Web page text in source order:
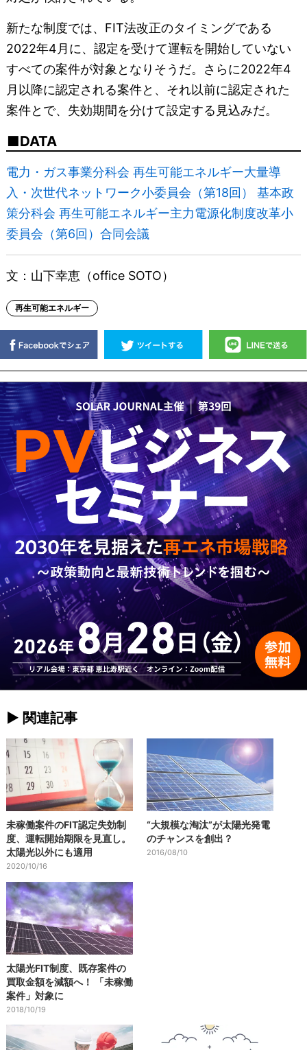
新たな制度では、FIT法改正のタイミングである
2022年4月に、認定を受けて運転を開始していない
すべての案件が対象となりそうだ。さらに2022年4
月以降に認定される案件と、それ以前に認定された
案件とで、失効期間を分けて設定する見込みだ。
DATA
電力・ガス事業分科会 再生可能エネルギー大量導
入・次世代ネットワーク小委員会（第18回） 基本政
策分科会 再生可能エネルギー主力電源化制度改革小
委員会（第6回）合同会議
文：山下幸恵（office SOTO）
再生可能エネルギー
► 関連記事
未稼働案件のFIT認定失効制
度、運転開始期限を見直し。
太陽光以外にも適用
2020/10/16
“大規模な淘汰”が太陽光発電
のチャンスを創出？
2016/08/10
太陽光FIT制度、既存案件の
買取金額を減額へ！ 「未稼働
案件」対象に
2018/10/19